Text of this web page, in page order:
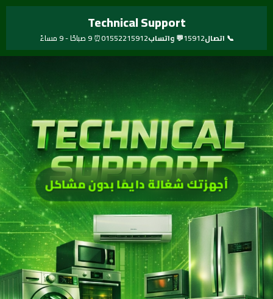
تخطي
Technical Support
📞 اتصال15912💬 واتساب01552215912⏰ 9 صباحًا - 9 مساءً
أجهزتك شغالة دايمًا بدون مشاكل